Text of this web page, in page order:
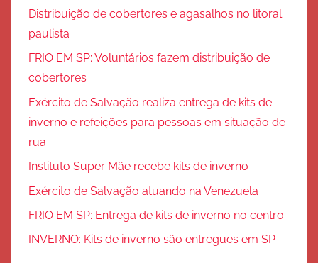
Distribuição de cobertores e agasalhos no litoral
paulista
FRIO EM SP: Voluntários fazem distribuição de
cobertores
Exército de Salvação realiza entrega de kits de
inverno e refeições para pessoas em situação de
rua
Instituto Super Mãe recebe kits de inverno
Exército de Salvação atuando na Venezuela
FRIO EM SP: Entrega de kits de inverno no centro
INVERNO: Kits de inverno são entregues em SP